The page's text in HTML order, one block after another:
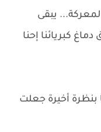
يبقى
كبريائنا إحنا
أخيرة جعلت